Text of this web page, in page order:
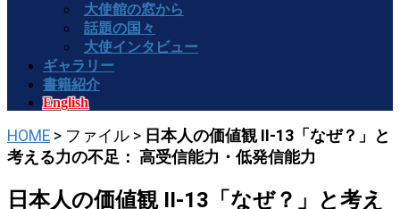
大使館の窓から
話題の国々
大使インタビュー
ギャラリー
書籍紹介
English
HOME > ファイル > 日本人の価値観 II-13「なぜ？」と
考える力の不足： 高受信能力・低発信能力
日本人の価値観 II-13「なぜ？」と考え